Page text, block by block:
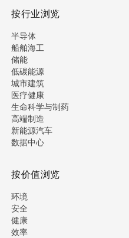
按行业浏览
半导体
船舶海工
储能
低碳能源
城市建筑
医疗健康
生命科学与制药
高端制造
新能源汽车
数据中心
按价值浏览
环境
安全
健康
效率